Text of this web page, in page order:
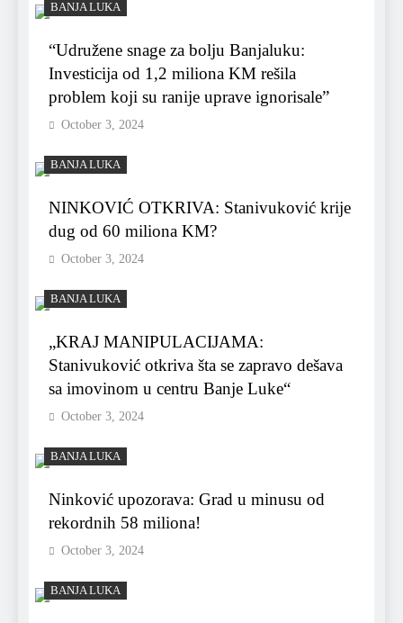
BANJA LUKA
“Udružene snage za bolju Banjaluku:
Investicija od 1,2 miliona KM rešila
problem koji su ranije uprave ignorisale”
October 3, 2024
BANJA LUKA
NINKOVIĆ OTKRIVA: Stanivuković krije
dug od 60 miliona KM?
October 3, 2024
BANJA LUKA
„KRAJ MANIPULACIJAMA:
Stanivuković otkriva šta se zapravo dešava
sa imovinom u centru Banje Luke“
October 3, 2024
BANJA LUKA
Ninković upozorava: Grad u minusu od
rekordnih 58 miliona!
October 3, 2024
BANJA LUKA